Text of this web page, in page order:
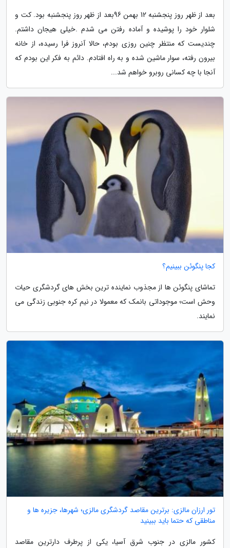
بعد از ظهر روز پنجشنبه 12 بهمن 96بعد از ظهر روز پنجشنبه بود. کت و
شلوار خود را پوشیده و آماده رفتن می شدم .خیلی هیجان داشتم.
چندیست که منتظر چنین روزی بودم، حالا آنروز فرا رسیده، از خانه
بیرون رفته، سوار ماشین شده و به راه افتادم. دائم به فکر این بودم که
آنجا با چه کسانی روبرو خواهم شد...
کجا پنگوئن ببینیم؟
تماشای پنگوئن ها از مجذوب نماینده ترین بخش های گردشگری حیات
وحش است؛ موجوداتی بانمک که معمولا در نیم کره جنوبی زندگی می
نمایند.
تور ارزان مالزی: برترین مقاصد گردشگری مالزی؛ شهرها، جزیره ها و
مناطقی که حتما باید ببینید
کشور مالزی در جنوب شرق آسیا، یکی از پرطرف دارترین مقاصد